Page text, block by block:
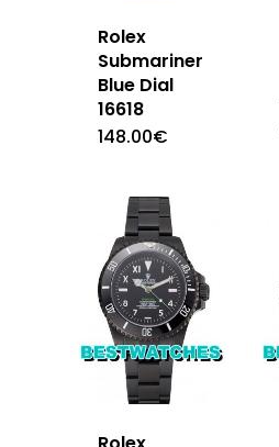
Rolex
Submariner
Blue Dial
16618
148.00€